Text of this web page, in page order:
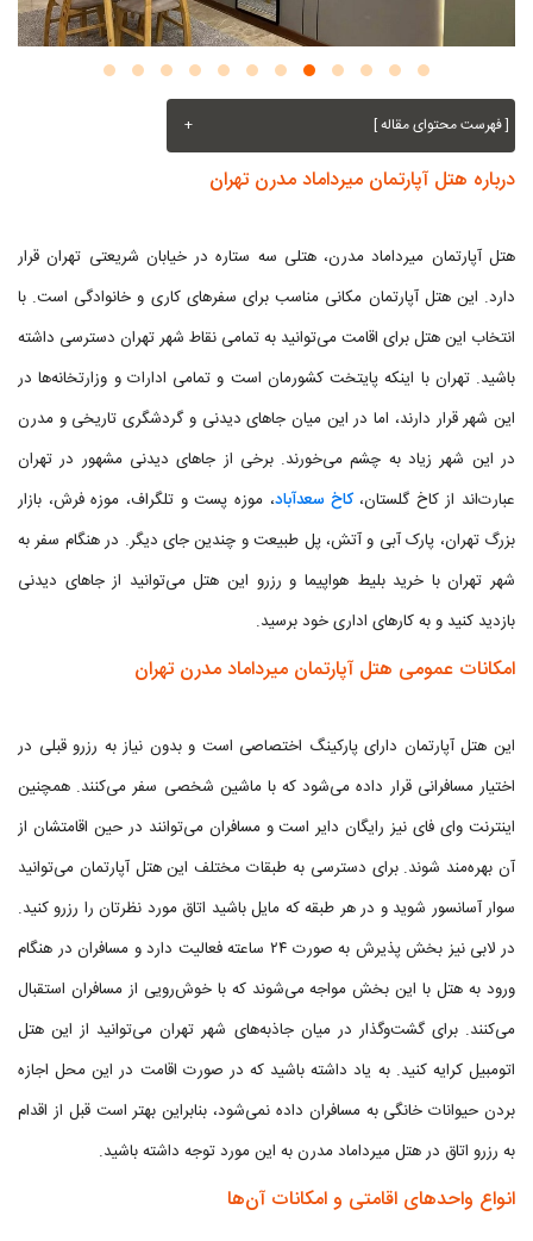
[ فهرست محتوای مقاله ] +
درباره هتل آپارتمان میرداماد مدرن تهران
هتل آپارتمان میرداماد مدرن، هتلی سه ستاره در خیابان شریعتی تهران قرار
دارد. این هتل آپارتمان مکانی مناسب برای سفرهای کاری و خانوادگی است. با
انتخاب این هتل برای اقامت می‌توانید به تمامی نقاط شهر تهران دسترسی داشته
باشید. تهران با اینکه پایتخت کشورمان است و تمامی ادارات و وزارتخانه‌ها در
این شهر قرار دارند، اما در این میان جاهای دیدنی و گردشگری تاریخی و مدرن
در این شهر زیاد به چشم می‌خورند. برخی از جاهای دیدنی مشهور در تهران
عبارت‌اند از کاخ گلستان،کاخ سعدآباد، موزه پست و تلگراف، موزه فرش، بازار
بزرگ تهران، پارک آبی و آتش، پل طبیعت و چندین جای دیگر. در هنگام سفر به
شهر تهران با خرید بلیط هواپیما و رزرو این هتل می‌توانید از جاهای دیدنی
بازدید کنید و به کارهای اداری خود برسید.
امکانات عمومی هتل آپارتمان میرداماد مدرن تهران
این هتل آپارتمان دارای پارکینگ اختصاصی است و بدون نیاز به رزرو قبلی در
اختیار مسافرانی قرار داده می‌شود که با ماشین شخصی سفر می‌کنند. همچنین
اینترنت وای فای نیز رایگان دایر است و مسافران می‌توانند در حین اقامتشان از
آن بهره‌مند شوند. برای دسترسی به طبقات مختلف این هتل آپارتمان می‌توانید
سوار آسانسور شوید و در هر طبقه که مایل باشید اتاق مورد نظرتان را رزرو کنید.
در لابی نیز بخش پذیرش به صورت ۲۴ ساعته فعالیت دارد و مسافران در هنگام
ورود به هتل با این بخش مواجه می‌شوند که با خوش‌رویی از مسافران استقبال
می‌کنند. برای گشت‌وگذار در میان جاذبه‌های شهر تهران می‌توانید از این هتل
اتومبیل کرایه کنید. به یاد داشته باشید که در صورت اقامت در این محل اجازه
بردن حیوانات خانگی به مسافران داده نمی‌شود، بنابراین بهتر است قبل از اقدام
به رزرو اتاق در هتل میرداماد مدرن به این مورد توجه داشته باشید.
انواع واحدهای اقامتی و امکانات آن‌ها